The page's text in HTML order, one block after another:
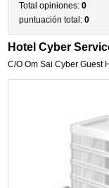
Total opiniones:0
puntuación total:0
Hotel Cyber
C/O Om Sai Cyber Guest